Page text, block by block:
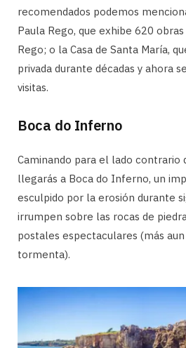
recomendados podemos
Paula Rego, que exhibe 620
Rego; o la Casa de Santa María,
privada durante décadas y ahora
visitas.
Boca do Inferno
Caminando para el lado contrario
llegarás a Boca do Inferno, un
esculpido por la erosión durante
irrumpen sobre las rocas de
postales espectaculares (más
tormenta).